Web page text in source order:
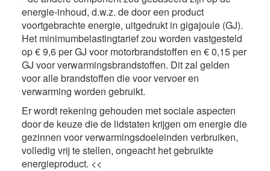
energie-inhoud, d.w.z. de door een product
voortgebrachte energie, uitgedrukt in gigajoule (GJ).
Het minimumbelastingtarief zou worden vastgesteld
op € 9,6 per GJ voor motorbrandstoffen en € 0,15 per
GJ voor verwarmingsbrandstoffen. Dit zal gelden
voor alle brandstoffen die voor vervoer en
verwarming worden gebruikt.
Er wordt rekening gehouden met sociale aspecten
door de keuze die de lidstaten krijgen om energie die
gezinnen voor verwarmingsdoeleinden verbruiken,
volledig vrij te stellen, ongeacht het gebruikte
energieproduct. <<